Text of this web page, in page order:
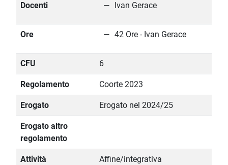
Docenti Ivan Gerace
Ore 42 Ore - Ivan Gerace
CFU 6
Regolamento Coorte 2023
Erogato Erogato nel 2024/25
Erogato altro
regolamento
Attività Affine/integrativa